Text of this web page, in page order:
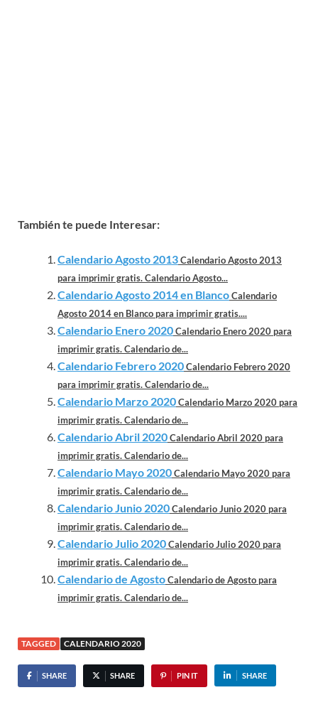
También te puede Interesar:
Calendario Agosto 2013Calendario Agosto 2013
para imprimir gratis. Calendario Agosto...
Calendario Agosto 2014 en BlancoCalendario
Agosto 2014 en Blanco para imprimir gratis....
Calendario Enero 2020Calendario Enero 2020 para
imprimir gratis. Calendario de...
Calendario Febrero 2020Calendario Febrero 2020
para imprimir gratis. Calendario de...
Calendario Marzo 2020Calendario Marzo 2020 para
imprimir gratis. Calendario de...
Calendario Abril 2020Calendario Abril 2020 para
imprimir gratis. Calendario de...
Calendario Mayo 2020Calendario Mayo 2020 para
imprimir gratis. Calendario de...
Calendario Junio 2020Calendario Junio 2020 para
imprimir gratis. Calendario de...
Calendario Julio 2020Calendario Julio 2020 para
imprimir gratis. Calendario de...
Calendario de AgostoCalendario de Agosto para
imprimir gratis. Calendario de...
TAGGED CALENDARIO 2020
SHARE SHARE PIN IT SHARE